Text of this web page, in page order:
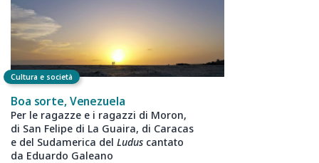
Cultura e società
Boa sorte, Venezuela
Per le ragazze e i ragazzi di Moron,
di San Felipe di La Guaira, di Caracas
e del Sudamerica del Ludus cantato
da Eduardo Galeano